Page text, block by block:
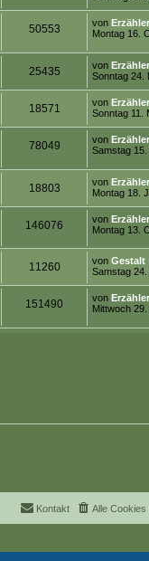
50553 von Erzähler
Montag 16.
25435 von Erzähler
Sonntag 24.
18571 von Erzähler
Sonntag 11.
78049 von Erzähler
Samstag
18803 von Erzähler
Montag 18.
146076 von Erzähler
Montag 13.
11260 von Gestalt
Samstag
151490 von Erzähler
Mittwoch
Alle Cookies
Kontakt